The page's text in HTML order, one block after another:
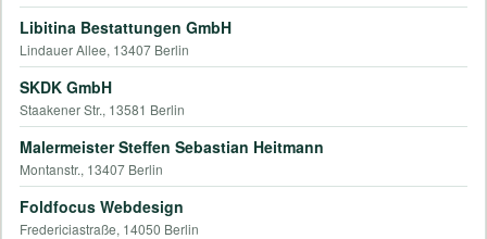
Libitina Bestattungen GmbH
Lindauer Allee, 13407 Berlin
SKDK GmbH
Staakener Str., 13581 Berlin
Malermeister Steffen Sebastian Heitmann
Montanstr., 13407 Berlin
Foldfocus Webdesign
Fredericiastraße, 14050 Berlin